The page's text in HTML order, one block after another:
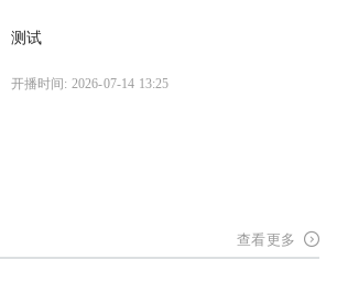
测试
开播时间: 2026-07-14 13:25
查看更多